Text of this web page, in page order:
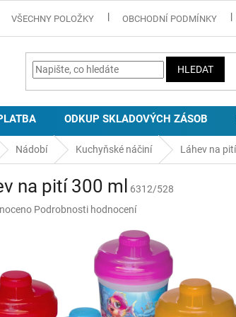
VŠECHNY POLOŽKY OBCHODNÍ PODMÍNKY
HLEDAT
ODKUP SKLADOVÝCH ZÁSOB
Nádobí Kuchyňské náčiní Láhev na
na pití 300 ml
6312/528
Podrobnosti hodnocení